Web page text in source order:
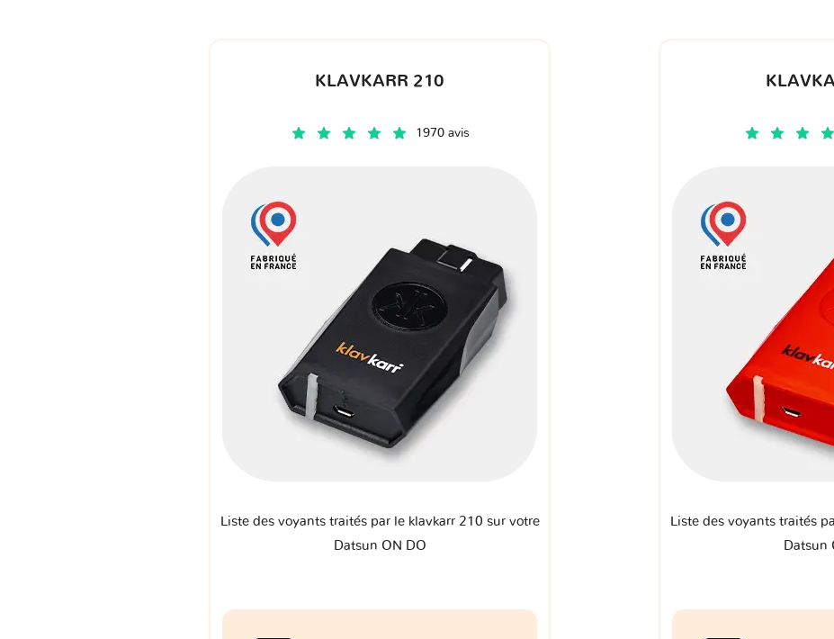
KLAVKARR 210
1970 avis
Liste des voyants traités par le klavkarr 210 sur votre
Datsun ON DO
Liste des voyants traités
Datsun